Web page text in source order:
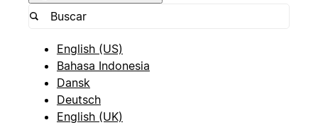
English (US)
Bahasa Indonesia
Dansk
Deutsch
English (UK)